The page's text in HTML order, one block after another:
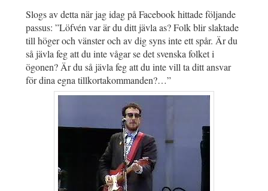
Slogs av detta när jag idag på Facebook hittade följande
passus: ”Löfvén var är du ditt jävla as? Folk blir slaktade
till höger och vänster och av dig syns inte ett spår. Är du
så jävla feg att du inte vågar se det svenska folket i
ögonen? Är du så jävla feg att du inte vill ta ditt ansvar
för dina egna tillkortakommanden?…”